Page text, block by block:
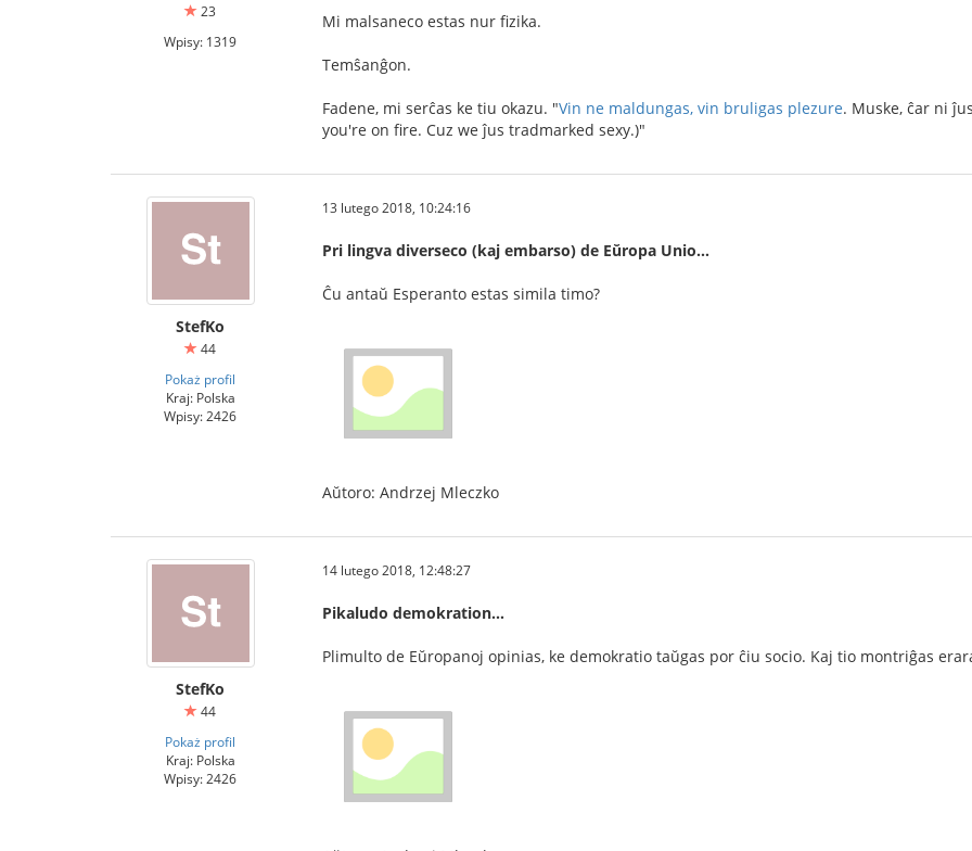
23
Wpisy: 1319
Mi malsaneco estas nur fizika.
Temŝanĝon.
Fadene, mi serĉas ke tiu okazu. "Vin ne maldungas, vin bruligas plezure. Muske, ĉar ni
you're on fire. Cuz we ĵus tradmarked sexy.)"
StefKo
44
Pokaż profil
Kraj: Polska
Wpisy: 2426
13 lutego 2018, 10:24:16
Pri lingva diverseco (kaj embarso) de Eŭropa Unio…
Ĉu antaŭ Esperanto estas simila timo?
Aŭtoro: Andrzej Mleczko
StefKo
44
Pokaż profil
Kraj: Polska
Wpisy: 2426
14 lutego 2018, 12:48:27
Pikaludo demokration…
Plimulto de Eŭropanoj opinias, ke demokratio taŭgas por ĉiu socio. Kaj tio montriĝas